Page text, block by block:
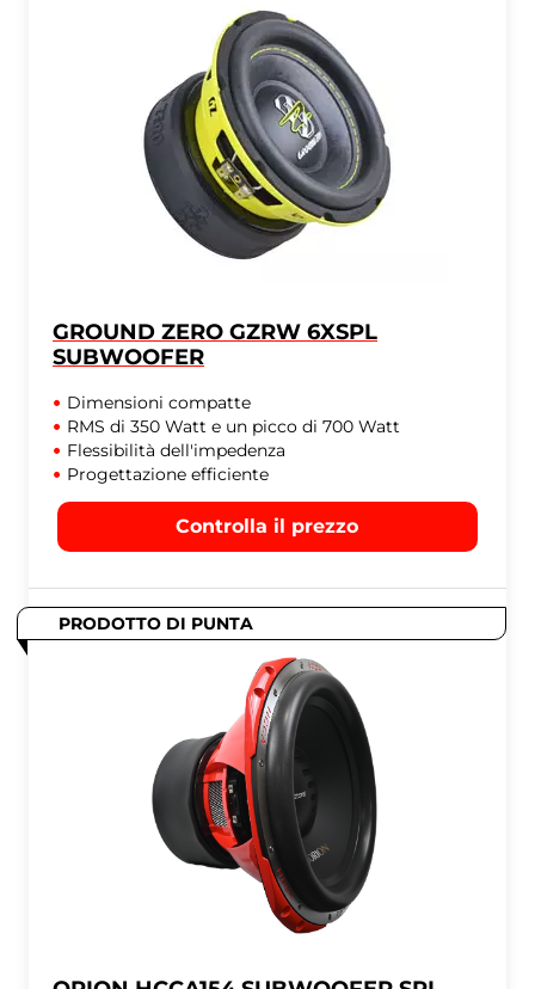
GROUND ZERO GZRW 6XSPL
SUBWOOFER
Dimensioni compatte
RMS di 350 Watt e un picco di 700 Watt
Flessibilità dell'impedenza
Progettazione efficiente
Controlla il prezzo
PRODOTTO DI PUNTA